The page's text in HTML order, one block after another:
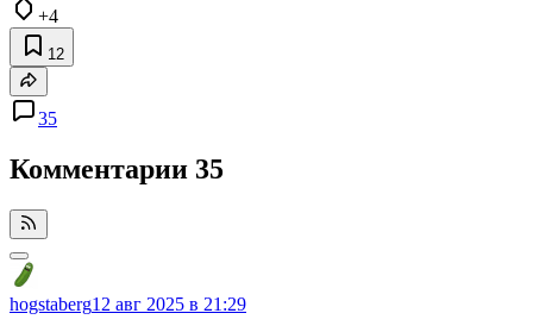
+4
12
35
Комментарии 35
hogstaberg12 авг 2025 в 21:29